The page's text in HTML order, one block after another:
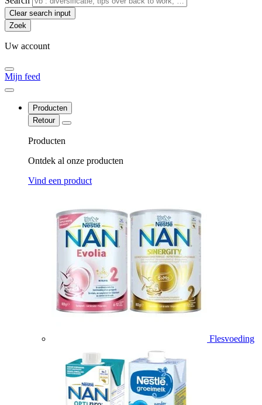
Clear search input
Uw account
Mijn feed
Producten
Retour
Producten
Ontdek al onze producten
Vind een product
Flesvoeding